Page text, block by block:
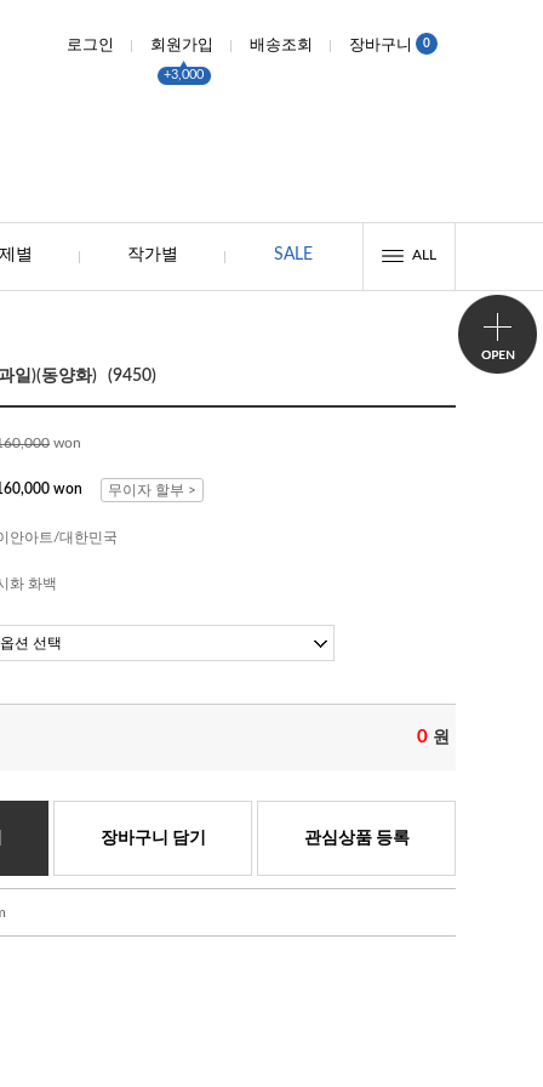
로그인 회원가입
+3,000
배송조회 장바구니 0
별 작가별 SALE ALL
일)(동양화) (9450)
won
won 무이자 할부 >
안아트/대한민국
화 화백
0 원
장바구니 담기 관심상품 등록